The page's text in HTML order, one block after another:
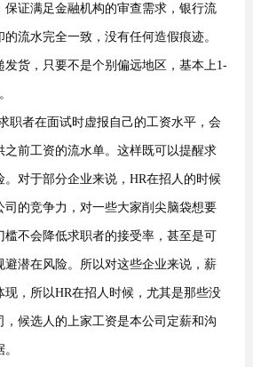
保证满足金融机构的审查需求，银行流
流水完全一致，没有任何造假痕迹。
发货，只要不是个别偏远地区，基本上1-
职者在面试时虚报自己的工资水平，会
之前工资的流水单。这样既可以提醒求
。对于部分企业来说，HR在招人的时候
司的竞争力，对一些大家削尖脑袋想要
槛不会降低求职者的接受率，甚至是可
避潜在风险。所以对这些企业来说，薪
现，所以HR在招人时候，尤其是那些没
，候选人的上家工资是本公司定薪和沟